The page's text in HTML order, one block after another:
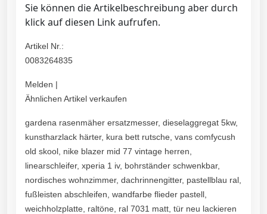
Sie können die Artikelbeschreibung aber durch
klick auf diesen Link aufrufen.
Artikel Nr.:
0083264835
Melden |
Ähnlichen Artikel verkaufen
gardena rasenmäher ersatzmesser, dieselaggregat 5kw,
kunstharzlack härter, kura bett rutsche, vans comfycush
old skool, nike blazer mid 77 vintage herren,
linearschleifer, xperia 1 iv, bohrständer schwenkbar,
nordisches wohnzimmer, dachrinnengitter, pastellblau ral,
fußleisten abschleifen, wandfarbe flieder pastell,
weichholzplatte, raltöne, ral 7031 matt, tür neu lackieren